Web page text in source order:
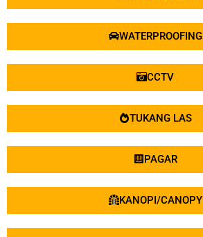
TERALIS
SUMUR BOR
TUKANG KACA
DAK KRATON
KONTRUKSI BAJA
TUKANG KUNCI